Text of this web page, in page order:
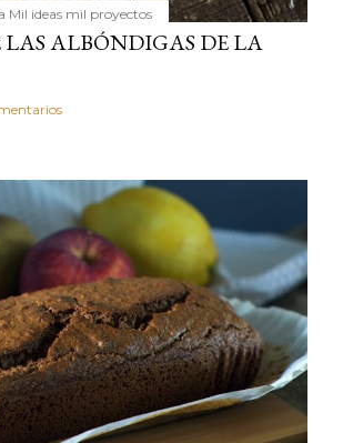
Mil ideas mil proyectos
LAS ALBÓNDIGAS DE LA